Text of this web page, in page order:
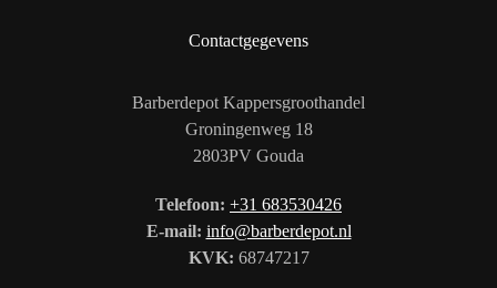
Contactgegevens
Barberdepot Kappersgroothandel
Groningenweg 18
2803PV Gouda
Telefoon: +31 683530426
E-mail: info@barberdepot.nl
KVK: 68747217